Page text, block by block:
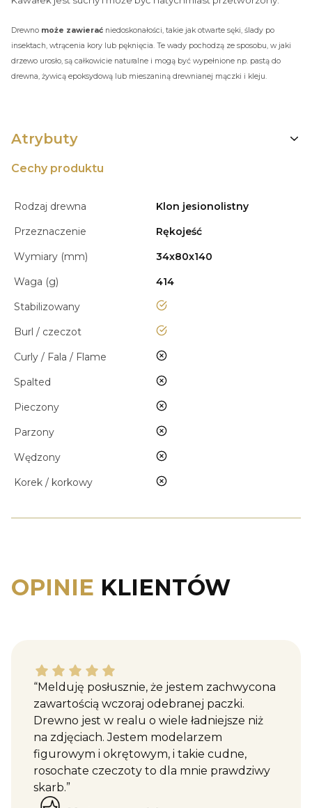
Drewno może zawierać niedoskonałości, takie jak otwarte sęki, ślady po
insektach, wtrącenia kory lub pęknięcia. Te wady pochodzą ze sposobu, w jaki
drzewo urosło, są całkowicie naturalne i mogą być wypełnione np. pastą do
drewna, żywicą epoksydową lub mieszaniną drewnianej mączki i kleju.
Atrybuty
Cechy produktu
Rodzaj drewna
Klon jesionolistny
Przeznaczenie
Rękojeść
Wymiary (mm)
34x80x140
Waga (g)
414
Stabilizowany
tak
Burl / czeczot tak
Curly / Fala / Flame nie
Spalted nie
Pieczony nie
Parzony nie
Wędzony nie
Korek / korkowy nie
OPINIE KLIENTÓW
Katarzyna M. dał ocenę: 5
“Melduję posłusznie, że jestem zachwycona
zawartością wczoraj odebranej paczki.
Drewno jest w realu o wiele ładniejsze niż
na zdjęciach. Jestem modelarzem
figurowym i okrętowym, i takie cudne,
rosochate czeczoty to dla mnie prawdziwy
skarb.”